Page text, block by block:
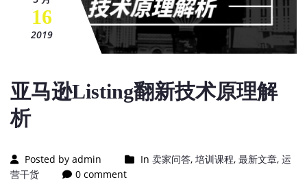
16
2019
亚马逊Listing翻新技术原理解
析
Posted by admin In 卖家问答, 培训课程, 最新文章, 运
营干货
0 comment